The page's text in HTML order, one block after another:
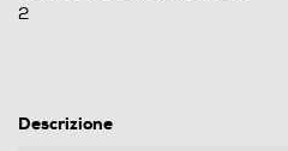
2
Descrizione